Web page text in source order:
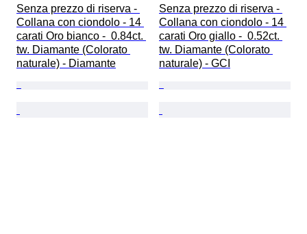
Senza prezzo di riserva -
Collana con ciondolo - 14
carati Oro bianco -  0.84ct.
tw. Diamante (Colorato
naturale) - Diamante
Senza prezzo di riserva -
Collana con ciondolo - 14
carati Oro giallo -  0.52ct.
tw. Diamante (Colorato
naturale) - GCI